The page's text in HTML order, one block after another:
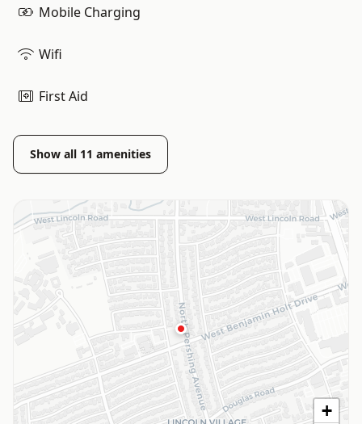
Mobile Charging
Wifi
First Aid
Show all 11 amenities
+